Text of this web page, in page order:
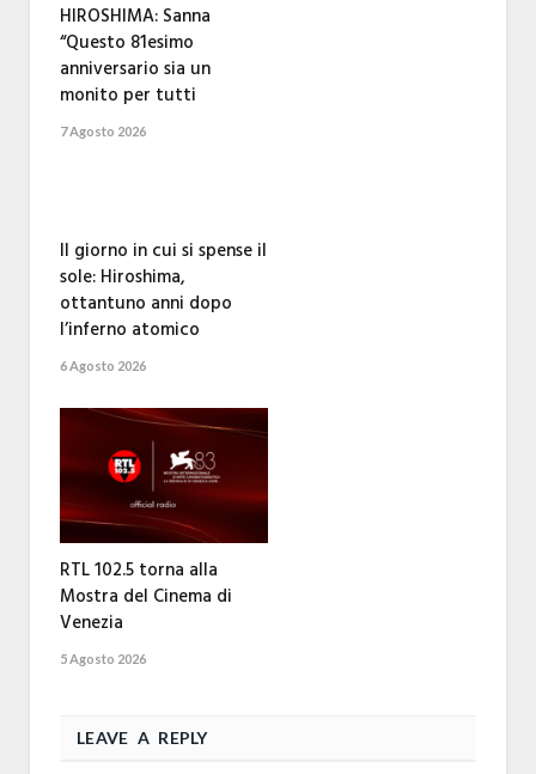
HIROSHIMA: Sanna
“Questo 81esimo
anniversario sia un
monito per tutti
7 Agosto 2026
Il giorno in cui si spense il
sole: Hiroshima,
ottantuno anni dopo
l’inferno atomico
6 Agosto 2026
RTL 102.5 torna alla
Mostra del Cinema di
Venezia
5 Agosto 2026
LEAVE A REPLY